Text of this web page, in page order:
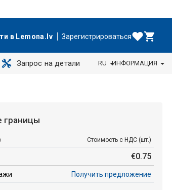
в Lemona.lv Зарегистрироваться
Запрос на детали RU ИНФОРМАЦИЯ
границы
Стоимость с НДС (шт.)
€0.75
Получить предложение